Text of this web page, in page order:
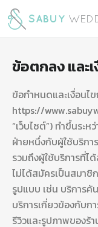
ข้อตกลง และ
ข้อกำหนดและเงื่อนไ
https://
“เว็บไซต์”) ทำขึ้นระ
ฝ่ายหนึ่งกับผู้ใช้บริกา
รวมถึงผู้ใช้บริการที่ไ
ไม่ได้สมัครเป็นสมาชิ
รูปแบบ เช่น บริการค้
บริการเกี่ยวข้องกับก
รีวิวและรูปภาพของร้